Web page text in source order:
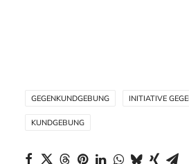
GEGENKUNDGEBUNG INITIATIVE
KUNDGEBUNG